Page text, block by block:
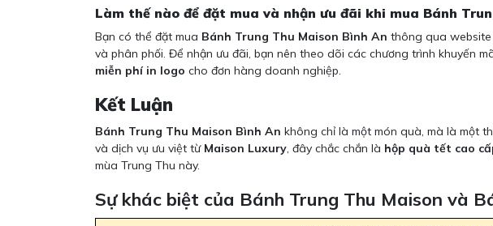
Làm thế nào để đặt mua và nhận ưu đãi khi mua Bánh
Bạn có thể đặt mua Bánh Trung Thu Maison Bình An thông qua website
và phân phối. Để nhận ưu đãi, bạn nên theo dõi các chương trình khuyến
miễn phí in logo cho đơn hàng doanh nghiệp.
Kết Luận
Bánh Trung Thu Maison Bình An không chỉ là một món quà, mà là một
và dịch vụ ưu việt từ Maison Luxury, đây chắc chắn là hộp quà tết cao
mùa Trung Thu này.
Sự khác biệt của Bánh Trung Thu Maison và